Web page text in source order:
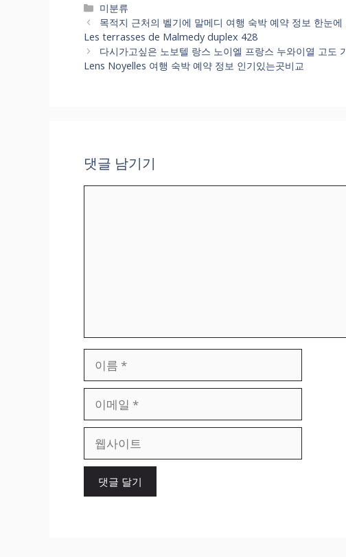
카
테
고
리
미분류
목적지 근처의 벨기에 말메디 여행 숙박 예약 정보 한
Les terrasses de Malmedy duplex 428
다시가고싶은 노보텔 랑스 노이엘 프랑스 누와이열 고
Lens Noyelles 여행 숙박 예약 정보 인기있는곳비교
댓글 남기기
일
이